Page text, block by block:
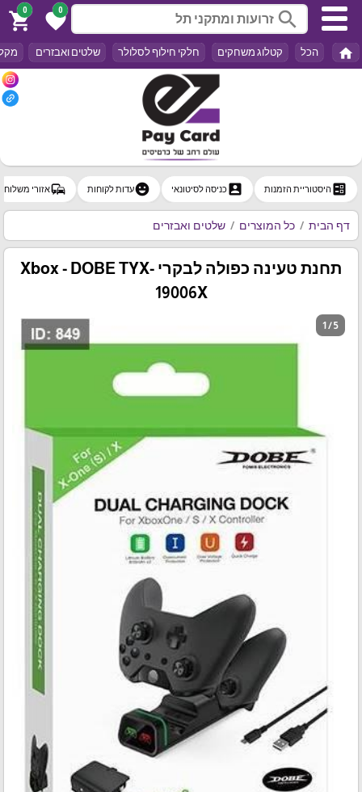
search
0
favorite
0
shopping_cart
home הכל קטלוג משחקים חלקי חילוף לסלולר שלטים ואבזרים
ballot היסטוריית הזמנות account_boxכניסה לסיטונאי emoji_emotionsעדות לקוחות commuteאזורי משלוח
דף הבית כל המוצרים שלטים ואבזרים
תחנת טעינה כפולה לבקרי Xbox - DOBE TYX-
19006X
1 / 5